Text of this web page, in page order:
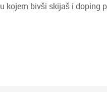
bivši skijaš i doping